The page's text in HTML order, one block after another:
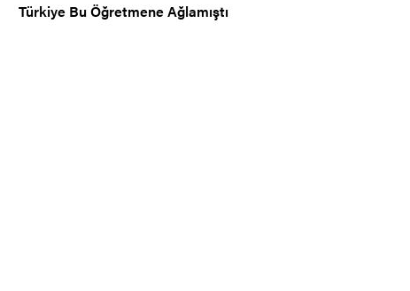
Türkiye Bu Öğretmene Ağlamıştı